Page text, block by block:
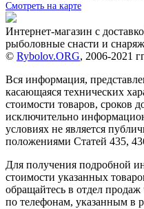
Смотреть на карте
Интернет-магазин с
рыболовные снасти и
© Rybolov.ORG, 2006-2021
Вся информация,
касающаяся технических
стоимости товаров, сроков
исключительно
условиях не является
положениями Статей 435,
Для получения подробной
стоимости указанных
обращайтесь в отдел продаж
по телефонам, указанным в